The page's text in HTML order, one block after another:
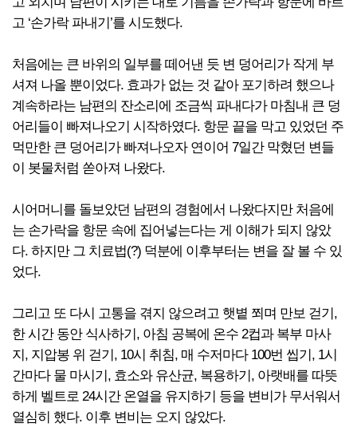
고 ‘손가락 파내기’를 시도했다.
처음에는 큰 바위의 일부를 떼어낸 듯 변 덩어리가 작게 부
셔져 나올 뿐이었다. 효과가 없는 것 같아 포기하려 했으나
계속하라는 남편의 잔소리에 조금씩 파내다가 마침내 큰 덩
어리들이 빠져나오기 시작하였다. 항문 끝을 막고 있었던 주
먹만한 큰 덩어리가 빠져나오자 연이어 7일간 막혔던 변들
이 봇물처럼 쏟아져 나왔다.
시어머니를 돌보았던 남편의 경험에서 나왔다지만 처음에
는 손가락을 항문 속에 집어넣는다는 게 이해가 되지 않았
다. 하지만 그 치료법(?) 덕분에 이후부터는 변을 잘 볼 수 있
었다.
그리고 또 다시 고통을 겪지 않으려고 햇볕 쬐며 만보 걷기,
한 시간 동안 식사하기, 아침 공복에 온수 2컵과 복부 마사
지, 지압봉 위 걷기, 10시 취침, 매 수저마다 100번 씹기, 1시
간마다 물 마시기, 효소와 유산균, 복용하기, 아랫배를 따뜻
하게 벨트로 24시간 온열을 유지하기 등을 변비가 무서워서
열심히 했다. 이후 변비는 오지 않았다.